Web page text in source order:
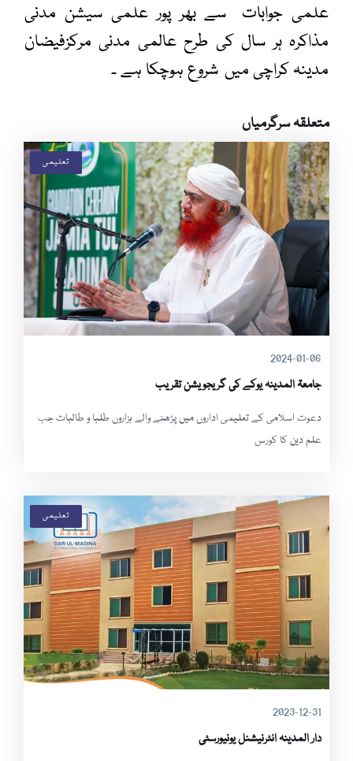
علمی جوابات سے بھر پور علمی سیشن مدنی
مذاکرہ ہر سال کی طرح عالمی مدنی مرکزفیضان
مدینہ کراچی میں شروع ہوچکا ہے ۔
متعلقہ سرگرمیاں
تعلیمی
2024-01-06
جامعۃ المدینہ یوکے کی گریجویشن تقریب
دعوت اسلامی کے تعلیمی اداروں میں پڑھنے والے ہزاروں طلبا و طالبات جب
علم دین کا کورس
تعلیمی
2023-12-31
دار المدینہ انٹرنیشنل یونیورسٹی